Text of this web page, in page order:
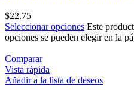
$22.75
Seleccionar opciones Este
opciones se pueden elegir en la
Comparar
Vista rápida
Añadir a la lista de deseos